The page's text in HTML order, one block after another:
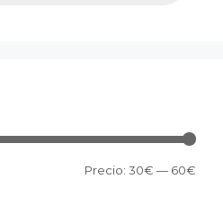
Precio: 30€ — 60€